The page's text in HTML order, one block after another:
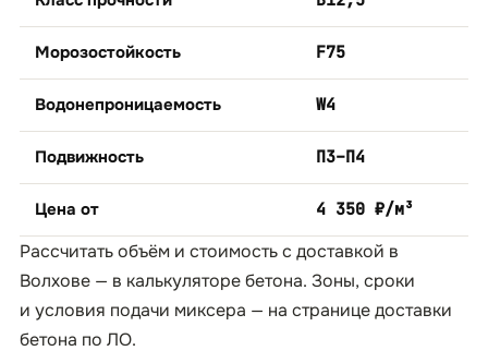
Морозостойкость F75
Водонепроницаемость W4
Подвижность П3–П4
Цена от 4 350 ₽/м³
Рассчитать объём и стоимость с доставкой в
Волхове — в калькуляторе бетона. Зоны, сроки
и условия подачи миксера — на страницедоставки
бетона по ЛО.